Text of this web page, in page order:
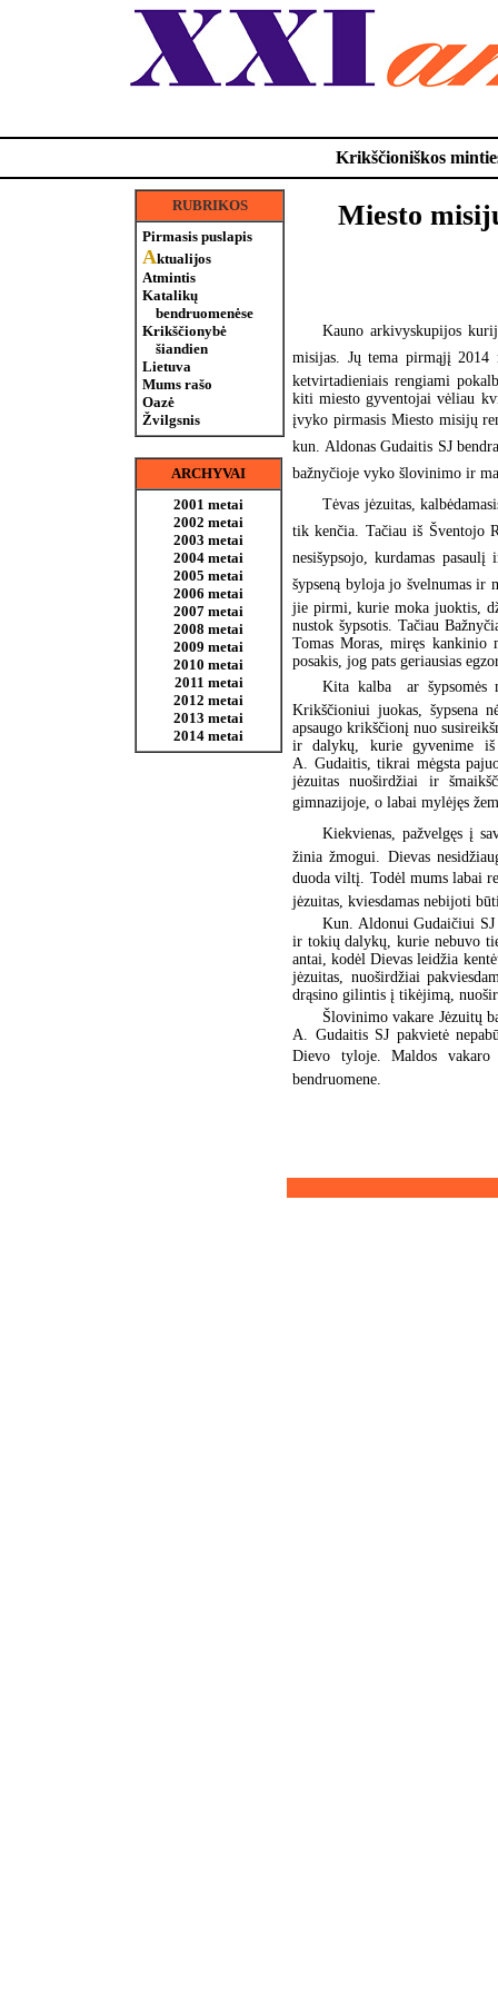
Krikščioniškos
RUBRIKOS
Pirmasis puslapis
Aktualijos
Atmintis
Katalikų
bendruomenėse
Krikščionybė
šiandien
Lietuva
Mums rašo
Oazė
Žvilgsnis
ARCHYVAI
2001 metai
2002 metai
2003 metai
2004 metai
2005 metai
2006 metai
2007 metai
2008 metai
2009 metai
2010 metai
2011 metai
2012 metai
2013 metai
2014 metai
Miesto
Kauno arkivyskupijos
misijas. Jų tema pirmąjį 2014
ketvirtadieniais rengiami
kiti miesto gyventojai vėliau
įvyko pirmasis Miesto misijų
kun. Aldonas Gudaitis SJ
bažnyčioje vyko šlovinimo ir
Tėvas jėzuitas,
tik kenčia. Tačiau iš Šventojo
nesišypsojo, kurdamas pasaulį
šypseną byloja jo švelnumas ir
jie pirmi, kurie moka juoktis,
nustok šypsotis. Tačiau
Tomas Moras, miręs
posakis, jog pats geriausias
Kita kalba  ar
Krikščioniui juokas, šypsena
apsaugo krikščionį nuo
ir dalykų, kurie gyvenime iš
A. Gudaitis, tikrai mėgsta
jėzuitas nuoširdžiai ir
gimnazijoje, o labai mylėjęs
Kiekvienas, pažvelgęs į
žinia žmogui. Dievas
duoda viltį. Todėl mums labai
jėzuitas, kviesdamas nebijoti
Kun. Aldonui Gudaičiui
ir tokių dalykų, kurie nebuvo
antai, kodėl Dievas leidžia
jėzuitas, nuoširdžiai
drąsino gilintis į tikėjimą,
Šlovinimo vakare Jėzuitų
A. Gudaitis SJ pakvietė
Dievo tyloje. Maldos vakaro
bendruomene.